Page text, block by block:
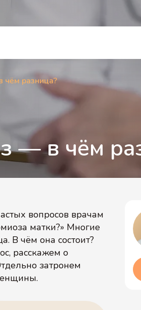
чём разница?
— в чём
вопросов врачам
матки?» Многие
В чём она состоит?
расскажем о
затронем